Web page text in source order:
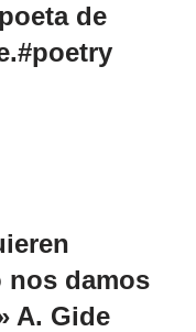
de
nos damos
A. Gide